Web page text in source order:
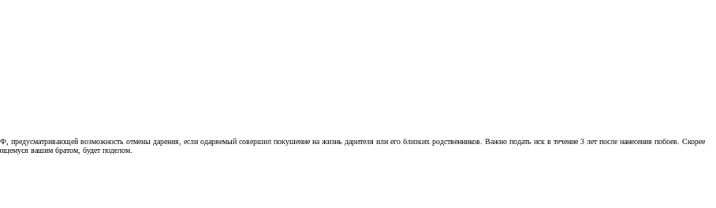
возможность отмены дарения, если одаряемый совершил покушение на жизнь дарителя или его близких родственников. Важно подать иск в течение 3 лет после нанесения побоев. Скорее
вашим братом, будет поделом.